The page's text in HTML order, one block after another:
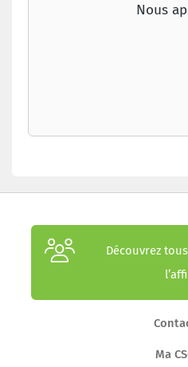
Nous
Découvrez
Ma